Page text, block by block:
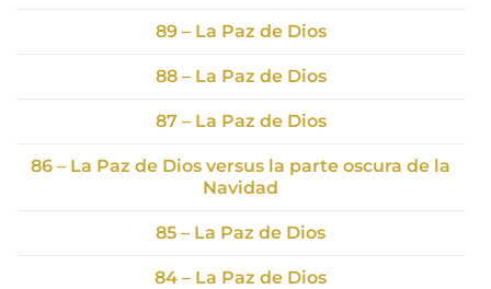
89 – La Paz de Dios
88 – La Paz de Dios
87 – La Paz de Dios
86 – La Paz de Dios versus la parte oscura de la
Navidad
85 – La Paz de Dios
84 – La Paz de Dios